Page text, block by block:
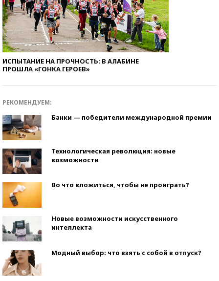
ИСПЫТАНИЕ НА ПРОЧНОСТЬ: В АЛАБИНЕ
ПРОШЛА «ГОНКА ГЕРОЕВ»
РЕКОМЕНДУЕМ:
Банки — победители международной премии
Технологическая революция: новые
возможности
Во что вложиться, чтобы не проиграть?
Новые возможности искусственного
интеллекта
Модный выбор: что взять с собой в отпуск?